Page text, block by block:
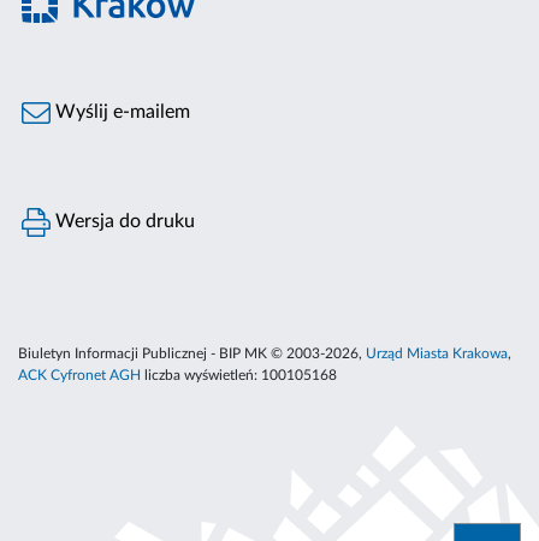
Wyślij e-mailem
Wersja do druku
Biuletyn Informacji Publicznej - BIP MK © 2003-2026, Urząd Miasta Krakowa,
ACK Cyfronet AGH
liczba wyświetleń: 100105168